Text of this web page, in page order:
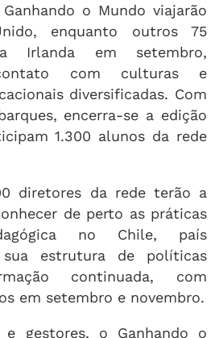
o Mundo viajarão
enquanto outros 75
Irlanda em setembro,
com culturas e
diversificadas. Com
encerra-se a edição
1.300 alunos da rede
diretores da rede terão a
de perto as práticas
no Chile, país
estrutura de políticas
continuada, com
em setembro e novembro.
gestores, o Ganhando o